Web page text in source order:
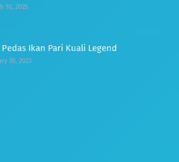
10, 2025
Ikan Pari Kuali Legend
30, 2023